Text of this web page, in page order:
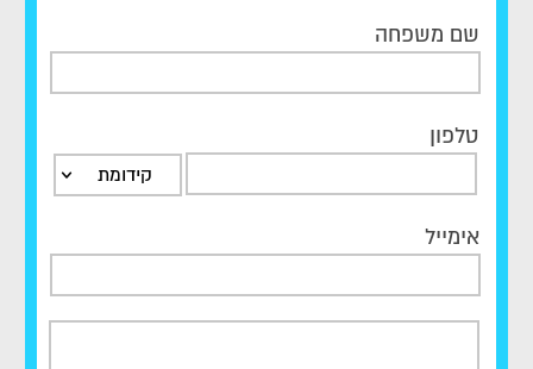
שם משפחה
טלפון
קידומת
אימייל